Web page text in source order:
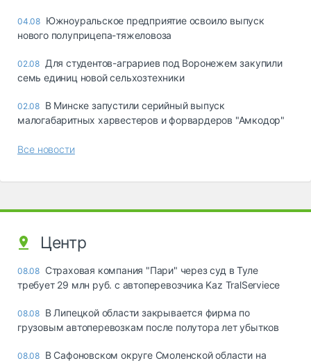
04.08 Южноуральское предприятие освоило выпуск
нового полуприцепа-тяжеловоза
02.08 Для студентов-аграриев под Воронежем закупили
семь единиц новой сельхозтехники
02.08 В Минске запустили серийный выпуск
малогабаритных харвестеров и форвардеров "Амкодор"
Все новости
Центр
08.08 Страховая компания "Пари" через суд в Туле
требует 29 млн руб. с автоперевозчика Kaz TralServiece
08.08 В Липецкой области закрывается фирма по
грузовым автоперевозкам после полутора лет убытков
08.08 В Сафоновском округе Смоленской области на